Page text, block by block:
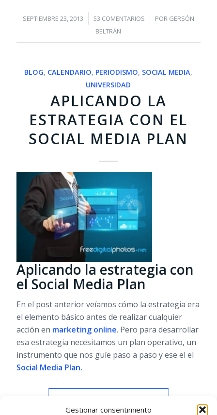
Gestionar consentimiento
SEPTIEMBRE 23, 2013
/ 53 COMENTARIOS
/ POR GERSÓN
BELTRÁN
BLOG, CALENDARIO, PERIODISMO, SOCIAL MEDIA,
UNIVERSIDAD
APLICANDO LA
ESTRATEGIA CON EL
SOCIAL MEDIA PLAN
Aplicando la estrategia con
el Social Media Plan
En el post anterior veíamos cómo la estrategia era
el elemento básico antes de realizar cualquier
acción en marketing online. Pero para desarrollar
esa estrategia necesitamos un plan operativo, un
instrumento que nos guíe paso a paso y ese el el
Social Media Plan.